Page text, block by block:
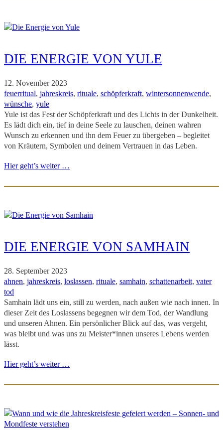
DIE ENERGIE VON YULE
12. November 2023
feuerritual, jahreskreis, rituale, schöpferkraft, wintersonnenwende
wünsche, yule
Yule ist das Fest der Schöpferkraft und des Lichts in der Dunkelheit.
Es lädt dich ein, tief in deine Seele zu lauschen, deinen wahren
Wunsch zu erkennen und ihn dem Feuer zu übergeben – begleitet
von Kräutern, Symbolen und deinem Vertrauen in das Leben.
Hier geht’s weiter …
DIE ENERGIE VON SAMHAIN
28. September 2023
ahnen, jahreskreis, loslassen, rituale, samhain, schattenarbeit, vater
tod
Samhain lädt uns ein, still zu werden, nach außen wie nach innen. In
dieser Zeit des Loslassens begegnen wir dem Tod, der Wandlung
und unseren Ahnen. Ein persönlicher Blick auf das, was vergeht,
was bleibt und was uns zu Meister*innen unseres Lebens werden
lässt.
Hier geht’s weiter …